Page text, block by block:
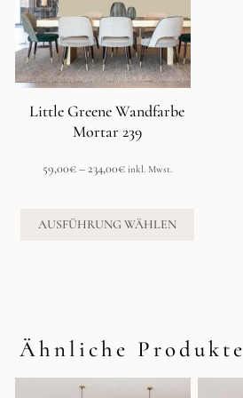
Little Greene Wandfarbe
Mortar 239
59,00€–234,00€Preisspanne:
234,00€
inkl. Mwst.
AUSFÜHRUNG WÄHLEN
auf.
Optionen
können
auf
der
gewählt
werden
Ähnliche Produkte